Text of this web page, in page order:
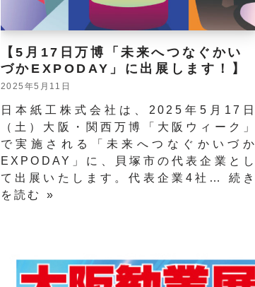
【5月17日万博「未来へつなぐかい
づかEXPODAY」に出展します！】
2025年5月11日
日本紙工株式会社は、2025年5月17日
（土）大阪・関西万博「大阪ウィーク」
で実施される「未来へつなぐかいづか
EXPODAY」に、貝塚市の代表企業とし
て出展いたします。代表企業4社… 続き
を読む »